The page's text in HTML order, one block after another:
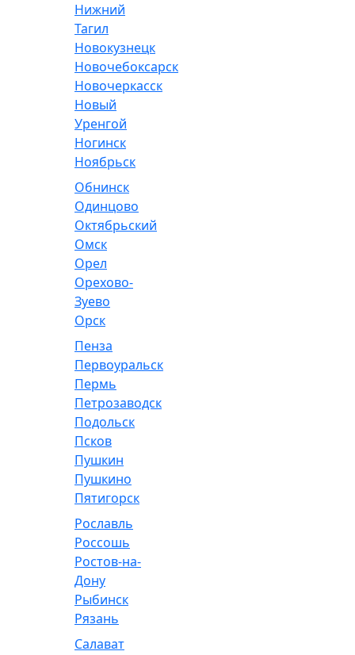
Нижний
Тагил
Новокузнецк
Новочебоксарск
Новочеркасск
Новый
Уренгой
Ногинск
Ноябрьск
Обнинск
Одинцово
Октябрьский
Омск
Орел
Орехово-
Зуево
Орск
Пенза
Первоуральск
Пермь
Петрозаводск
Подольск
Псков
Пушкин
Пушкино
Пятигорск
Рославль
Россошь
Ростов-на-
Дону
Рыбинск
Рязань
Салават